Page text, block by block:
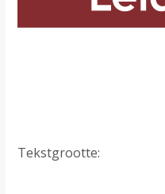
Tekstgrootte: